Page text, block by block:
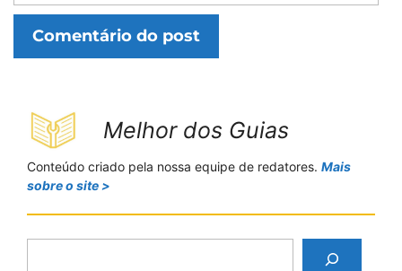
Melhor dos Guias
Conteúdo criado pela nossa equipe de redatores. Mais
sobre o site >